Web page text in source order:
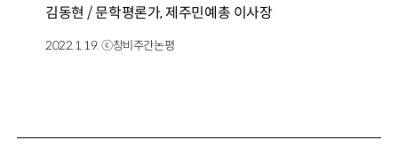
김동현 / 문학평론가, 제주민예총 이사장
2022.1.19. ⓒ창비주간논평